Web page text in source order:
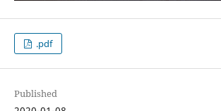
.pdf
Published